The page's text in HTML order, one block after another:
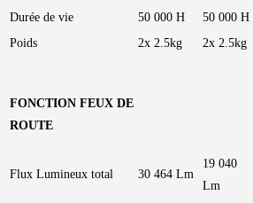
Durée de vie
50 000 H 50 000 H
Poids
2x 2.5kg 2x 2.5kg
FONCTION FEUX DE
ROUTE
Flux Lumineux total 30 464 Lm
19 040
Lm